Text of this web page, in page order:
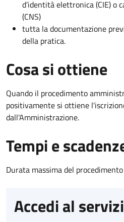
d’identità elettronica (CIE) o
(CNS)
tutta la documentazione
della pratica.
Cosa si ottiene
Quando il procedimento
positivamente si ottiene
dall'Amministrazione.
Tempi e
Durata massima del
Accedi al